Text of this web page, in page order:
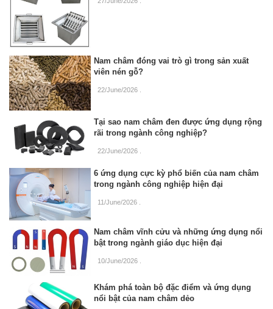
Nam châm đóng vai trò gì trong sản xuất
viên nén gỗ?
22/June/2026
Tại sao nam châm đen được ứng dụng rộng
rãi trong ngành công nghiệp?
22/June/2026
6 ứng dụng cực kỳ phổ biến của nam châm
trong ngành công nghiệp hiện đại
11/June/2026
Nam châm vĩnh cửu và những ứng dụng nổi
bật trong ngành giáo dục hiện đại
10/June/2026
Khám phá toàn bộ đặc điểm và ứng dụng
nổi bật của nam châm dẻo